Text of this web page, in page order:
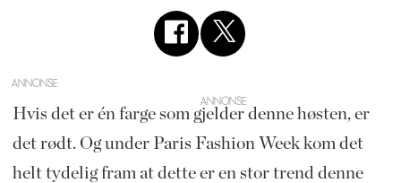
ANNONSE
Hvis det er én farge som gjelder denne høsten, er
det rødt. Og under Paris Fashion Week kom det
helt tydelig fram at dette er en stor trend denne